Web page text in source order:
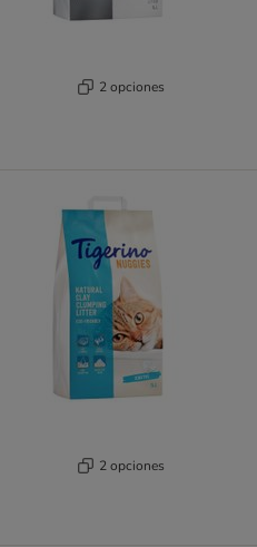
2 opciones
2 opciones